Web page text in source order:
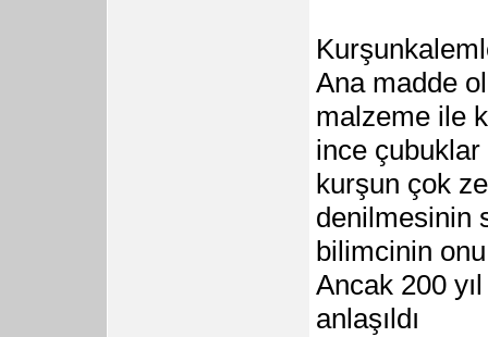
Ana madde
malzeme ile
ince
kurşun çok
denilmesinin
bilimcinin
Ancak 200
anlaşıldı